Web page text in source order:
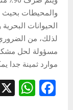
والمحيطات بحيث
الحيوانات البحرية
لذلك، من
مسؤولة لحل
موارد ثمينة جدا
F
W